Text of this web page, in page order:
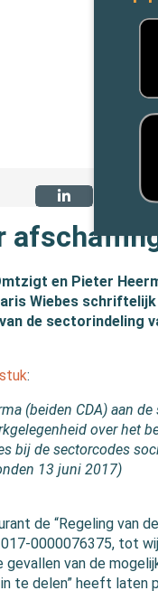
en Pieter
Wiebes
de sectorindeling
:
(beiden CDA) aan
over het
bij de sectorcodes
13 juni 2017)
de “Regeling van
0000076375, tot
van de
te delen” heeft laten